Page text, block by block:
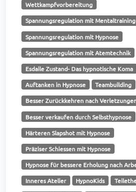
Wettkampfvorbereitung
Spannungsregulation mit Mentaltraining
Spannungsregulation mit Hypnose
Spannungsregulation mit Atemtechnik
Esdaile Zustand- Das hypnotische Koma
Auftanken in Hypnose Teambuilding
Besser Zurückkehren nach
Besser verkaufen durch Selbsthypnose
Härteren Slapshot mit Hypnose
Präziser Schiessen mit Hypnose
Hypnose für bessere Erholung nach
Inneres Atelier HypnoKids